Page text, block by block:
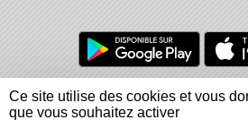
Charte cookies
Gestion
Informations légales
Signaler un
Ce site utilise des cookies et vous
que vous souhaitez activer